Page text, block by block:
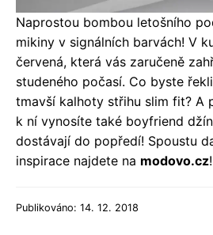
Naprostou bombou letošního
mikiny v signálních barvách! V
červená, která vás zaručeně
studeného počasí. Co byste
tmavší kalhoty střihu slim fit? A
k ní vynosíte také boyfriend
dostávají do popředí! Spoustu
inspirace najdete na modovo.cz!
Publikováno: 14. 12. 2018